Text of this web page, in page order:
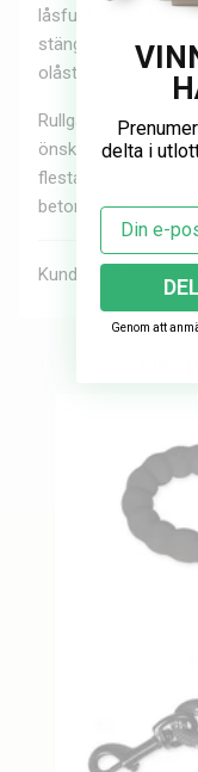
låsfunktionen låter
stängt läge. En
olåst.
Rullgardinsgrinden
önskad längd upp
flesta
betong eller
Kundbetyg &
delta i
Email
Genom att